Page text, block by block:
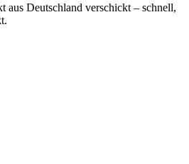
aus Deutschland verschickt – schnell,